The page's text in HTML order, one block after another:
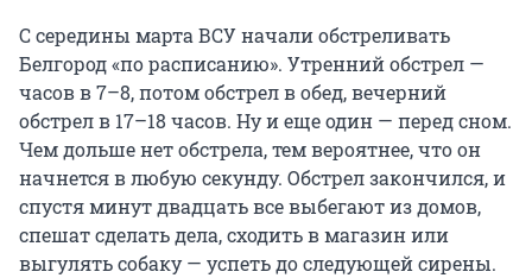
С середины марта ВСУ начали обстреливать
Белгород «по расписанию». Утренний обстрел —
часов в 7–8, потом обстрел в обед, вечерний
обстрел в 17–18 часов. Ну и еще один — перед сном.
Чем дольше нет обстрела, тем вероятнее, что он
начнется в любую секунду. Обстрел закончился, и
спустя минут двадцать все выбегают из домов,
спешат сделать дела, сходить в магазин или
выгулять собаку — успеть до следующей сирены.